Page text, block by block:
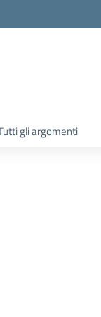
gli argomenti